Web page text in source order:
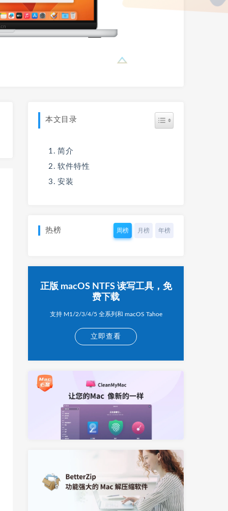
本文目录
简介
软件特性
安装
热榜 周榜 月榜 年榜
正版 macOS NTFS 读写工具，免
费下载
支持 M1/2/3/4/5 全系列和 macOS Tahoe
立即查看